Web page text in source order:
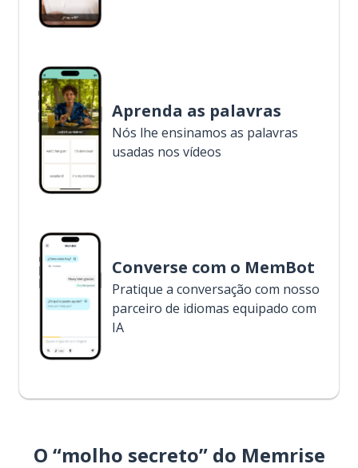
Aprenda as palavras
Nós lhe ensinamos as palavras
usadas nos vídeos
Converse com o MemBot
Pratique a conversação com nosso
parceiro de idiomas equipado com
IA
O “molho secreto” do Memrise